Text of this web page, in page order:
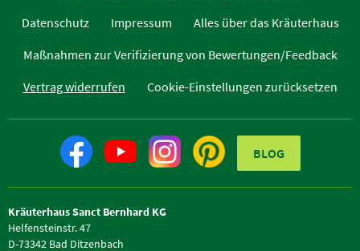
Datenschutz
Impressum
Alles über das Kräuterhaus
Maßnahmen zur Verifizierung von Bewertungen/Feedback
Vertrag widerrufen
Cookie-Einstellungen zurücksetzen
BLOG
Kräuterhaus Sanct Bernhard KG
Helfensteinstr. 47
D-73342 Bad Ditzenbach